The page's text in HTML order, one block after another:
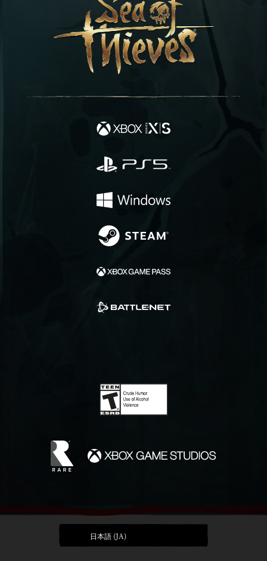
日本語 (JA)